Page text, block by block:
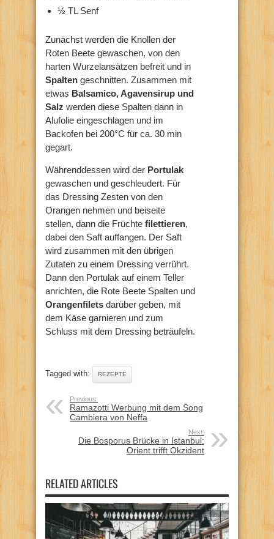
½ TL Senf
Zunächst werden die Knollen der
Roten Beete gewaschen, von den
harten Wurzelansätzen befreit und in
Spalten geschnitten. Zusammen mit
etwas Balsamico, Agavensirup und
Salz werden diese Spalten dann in
Alufolie eingeschlagen und im
Backofen bei 200°C für ca. 30 min
gegart.
Währenddessen wird der Portulak
gewaschen und geschleudert. Für
das Dressing Zesten von den
Orangen nehmen und beiseite
stellen, dann die Früchte filettieren,
dabei den Saft auffangen. Der Saft
wird zusammen mit den übrigen
Zutaten zu einem Dressing verrührt.
Dann den Portulak auf einem Teller
anrichten, die Rote Beete Spalten und
Orangenfilets darüber geben, mit
dem Käse garnieren und zum
Schluss mit dem Dressing beträufeln.
Tagged with: REZEPTE
Previous:
Ramazotti Werbung mit dem Song
Cambiera von Neffa
Next:
Die Bosporus Brücke in Istanbul:
Orient trifft Okzident
RELATED ARTICLES